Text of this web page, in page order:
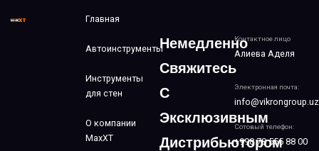
Контактное лицо
Алиева Аделя
Электронная почта:
info@vikrongroup.uz
Сотовый телефон:
+998 78 555 88 00
Главная
Автоинструменты
Инструменты
для стен
О компании
MaxXT
Немедленно
Свяжитесь
С
Эксклюзивным
Дистрибьютором